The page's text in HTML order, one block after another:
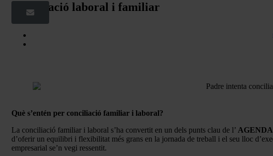
Conciliació laboral i familiar
Què s’entén per conciliació familiar i laboral?
La conciliació familiar i laboral s’ha convertit en un dels punts clau de l’
d’oferir un equilibri i flexibilitat més grans en la jornada de treball i el seu lloc
empresarial se’n vegi ressentit.